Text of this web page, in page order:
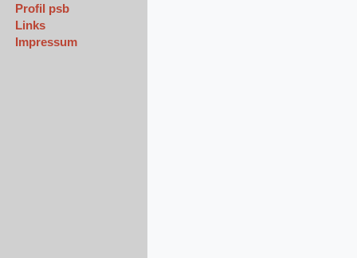
Profil psb
Links
Impressum